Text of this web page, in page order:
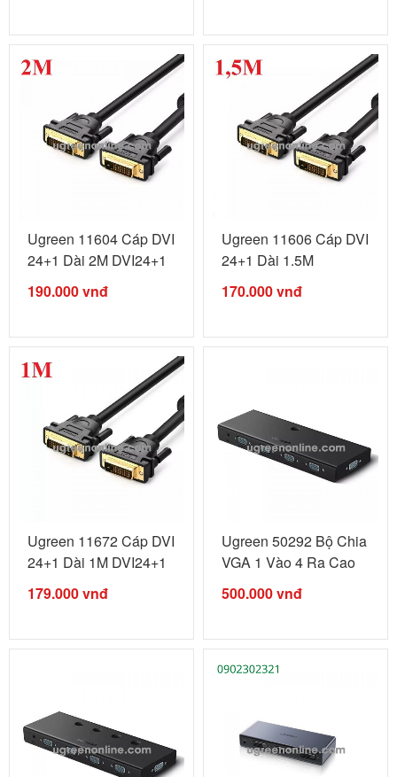
Ugreen 11604 Cáp DVI
24+1 Dài 2M DVI24+1
male ...
190.000vnđ
Ugreen 11606 Cáp DVI
24+1 Dài 1.5M
DVI24+1 male ...
170.000vnđ
Ugreen 11672 Cáp DVI
24+1 Dài 1M DVI24+1
male ...
179.000vnđ
Ugreen 50292 Bộ Chia
VGA 1 Vào 4 Ra Cao
Cấp ...
500.000vnđ